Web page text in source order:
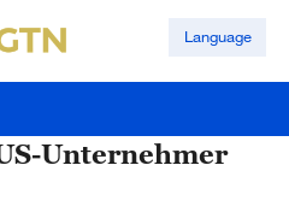
Language
Unternehmer